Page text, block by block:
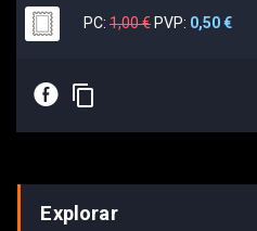
PC: 1,00 € PVP: 0,50 €
E content_copy
Explorar